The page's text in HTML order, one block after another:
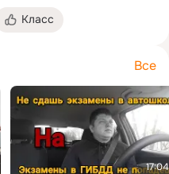
Класс
Все
17:04